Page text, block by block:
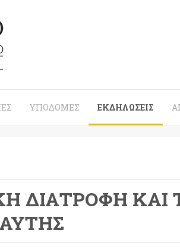
ΥΠΟΔΟΜΈΣ ΕΚΔΗΛΏΣΕΙΣ
ΔΙΑΤΡΟΦΉ ΚΑΙ